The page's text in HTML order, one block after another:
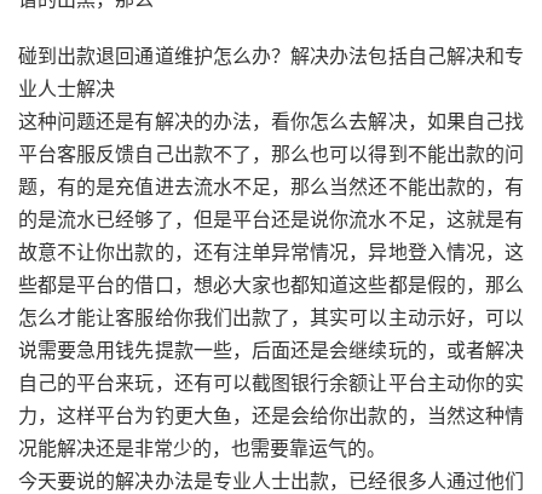
碰到出款退回通道维护怎么办？解决办法包括自己解决和专
业人士解决
这种问题还是有解决的办法，看你怎么去解决，如果自己找
平台客服反馈自己出款不了，那么也可以得到不能出款的问
题，有的是充值进去流水不足，那么当然还不能出款的，有
的是流水已经够了，但是平台还是说你流水不足，这就是有
故意不让你出款的，还有注单异常情况，异地登入情况，这
些都是平台的借口，想必大家也都知道这些都是假的，那么
怎么才能让客服给你我们出款了，其实可以主动示好，可以
说需要急用钱先提款一些，后面还是会继续玩的，或者解决
自己的平台来玩，还有可以截图银行余额让平台主动你的实
力，这样平台为钓更大鱼，还是会给你出款的，当然这种情
况能解决还是非常少的，也需要靠运气的。
今天要说的解决办法是专业人士出款，已经很多人通过他们